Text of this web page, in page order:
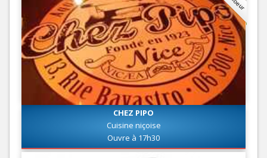
CHEZ PIPO
Cuisine niçoise
Ouvre à 17h30